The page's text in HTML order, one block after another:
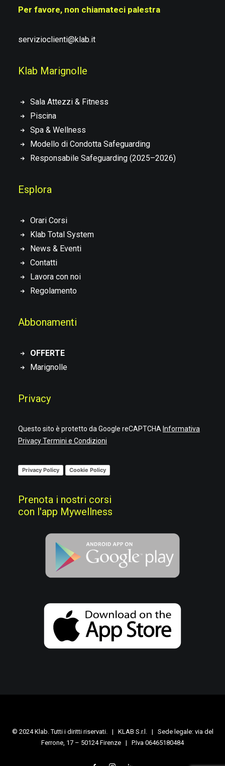
Per favore, non chiamateci palestra
servizioclienti@klab.it
Klab Marignolle
Sala Attezzi & Fitness
Piscina
Spa & Wellness
Modello di Condotta Safeguarding
Responsabile Safeguarding (2025–2026)
Esplora
Orari Corsi
Klab Total System
News & Eventi
Contatti
Lavora con noi
Regolamento
Abbonamenti
OFFERTE
Marignolle
Privacy
Questo sito è protetto da Google reCAPTCHA Informativa
PrivacyTermini e Condizioni
Privacy Policy Cookie Policy
Prenota i nostri corsi
con l'app Mywellness
© 2024 Klab. Tutti i diritti riservati. | KLAB S.r.l. | Sede legale: via del
Ferrone, 17 – 50124 Firenze | P.Iva 06465180484